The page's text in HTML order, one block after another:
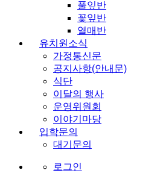
풀잎반
꽃잎반
열매반
유치원소식
가정통신문
공지사항(안내문)
식단
이달의 행사
운영위원회
이야기마당
입학문의
대기문의
로그인